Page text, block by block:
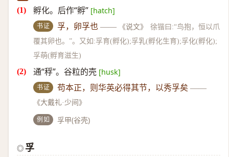
孵化。后作“孵” [hatch]
书证 孚，卵孚也 —— 《说文》
徐锴曰:“鸟抱，恒以爪
覆其卵也。”。又如:孚育(孵化);孚乳(孵化生育);孚化(孵化);
孚萌(孵育滋生)
通“稃”。谷粒的壳 [husk]
书证 苟本正，则华英必得其节，以秀孚矣 ——
《大戴礼·少间》
例如 孚甲(谷壳)
◎ 孚